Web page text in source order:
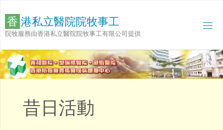
content
香 港私立醫院院牧事工
院牧服務由香港私立醫院院牧事工有限公司提供
昔日活動